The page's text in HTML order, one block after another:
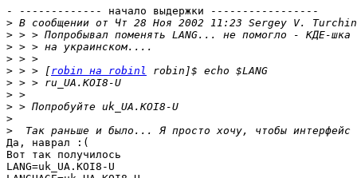
- ------------- начало выдержки -----------------
>
>
>
>
> > > [robin на robinl
>
>
>
>
>
Да, наврал :(
Вот так получилось
LANG=uk_UA.KOI8-U